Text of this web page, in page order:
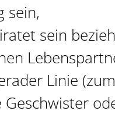
sein,
sein
Linie
Geschwister